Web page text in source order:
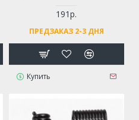
191р.
ПРЕДЗАКАЗ 2-3 ДНЯ
Купить